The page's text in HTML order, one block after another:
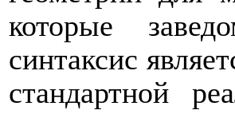
которые
синтаксис
стандартной